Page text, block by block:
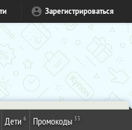
Зарегистрироваться
Дети 6 Промокоды 53